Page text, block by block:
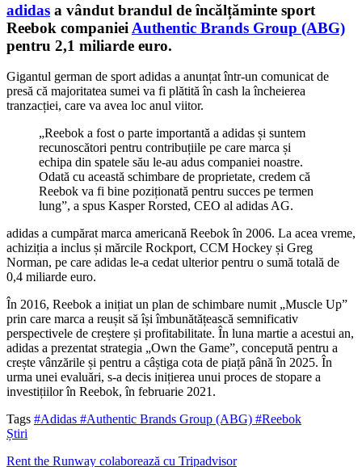
adidas a vândut brandul de încălțăminte sport
Reebok companiei Authentic Brands Group (ABG)
pentru 2,1 miliarde euro.
Gigantul german de sport adidas a anunțat într-un comunicat de
presă că majoritatea sumei va fi plătită în cash la încheierea
tranzacției, care va avea loc anul viitor.
„Reebok a fost o parte importantă a adidas și suntem
recunoscători pentru contribuțiile pe care marca și
echipa din spatele său le-au adus companiei noastre.
Odată cu această schimbare de proprietate, credem că
Reebok va fi bine poziționată pentru succes pe termen
lung”, a spus Kasper Rorsted, CEO al adidas AG.
adidas a cumpărat marca americană Reebok în 2006. La acea vreme,
achiziția a inclus și mărcile Rockport, CCM Hockey și Greg
Norman, pe care adidas le-a cedat ulterior pentru o sumă totală de
0,4 miliarde euro.
În 2016, Reebok a inițiat un plan de schimbare numit „Muscle Up”
prin care marca a reușit să își îmbunătățească semnificativ
perspectivele de creștere și profitabilitate. În luna martie a acestui an,
adidas a prezentat strategia „Own the Game”, concepută pentru a
crește vânzările și pentru a câștiga cota de piață până în 2025. În
urma unei evaluări, s-a decis inițierea unui proces de stopare a
investițiilor în Reebok, în februarie 2021.
Tags #Adidas #Authentic Brands Group (ABG) #Reebok
Știri
Rent the Runway colaborează cu Tripadvisor